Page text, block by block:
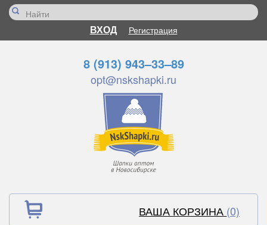
ВХОД Регистрация
8 (913) 943–33–89
opt@nskshapki.ru
ВАША КОРЗИНА (0)